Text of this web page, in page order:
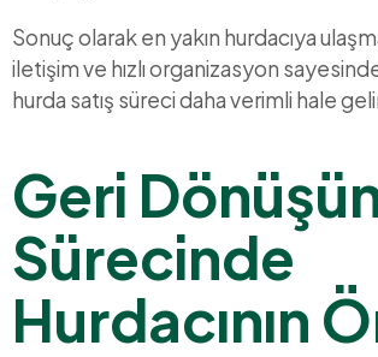
Sonuç olarak en yakın hurdacıya
iletişim ve hızlı organizasyon
hurda satış süreci daha verimli hale
Geri
Sürecinde
Hurdacının